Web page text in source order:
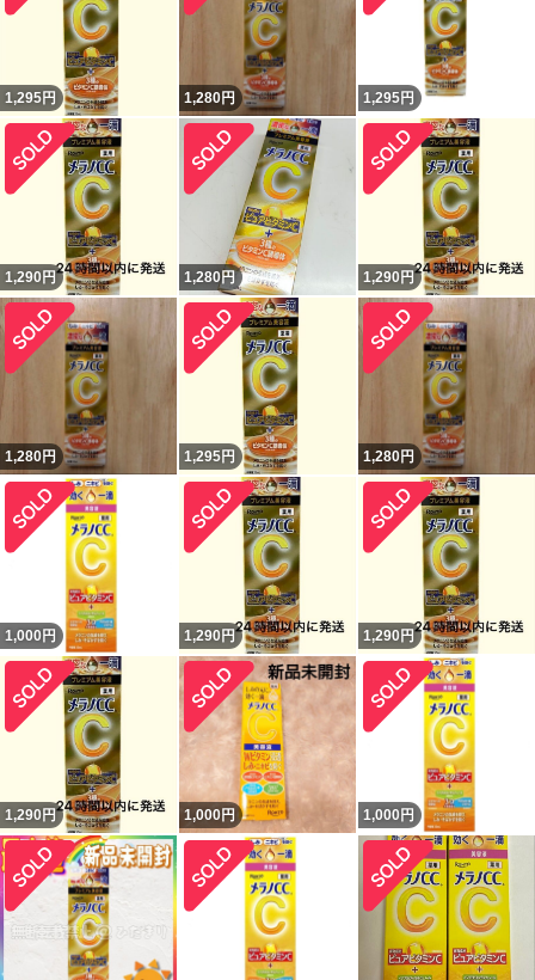
1,295円 1,280円 1,295円
1,290 円 1,280円 1,290 円
1,280円 1,295円 1,280円
1,000 円 1,290 円 1,290 円
1,290 円 1,000円 1,000 円